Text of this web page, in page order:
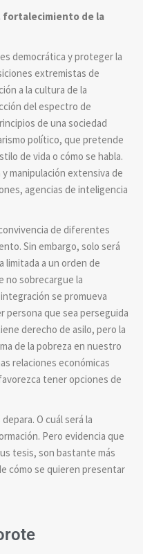
fortalecimiento de la
democrática y proteger la
extremistas de
a la cultura de la
del espectro de
de una sociedad
político, que pretende
de vida o cómo se habla.
manipulación extensiva de
agencias de inteligencia
de diferentes
Sin embargo, solo será
limitada a un orden de
no sobrecargue la
se promueva
persona que sea perseguida
derecho de asilo, pero la
de la pobreza en nuestro
relaciones económicas
tener opciones de
O cuál será la
Pero evidencia que
tesis, son bastante más
cómo se quieren presentar